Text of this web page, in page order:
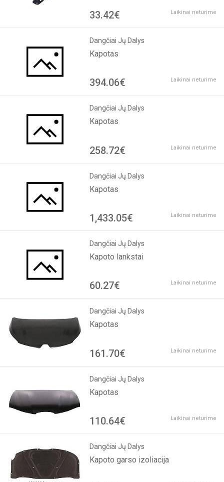
33.42€ Laikinai neturime
Dangčiai Jų Dalys
Kapotas
394.06€ Laikinai neturime
Dangčiai Jų Dalys
Kapotas
258.72€ Laikinai neturime
Dangčiai Jų Dalys
Kapotas
1,433.05€ Laikinai neturime
Dangčiai Jų Dalys
Kapoto lankstai
60.27€ Laikinai neturime
Dangčiai Jų Dalys
Kapotas
161.70€ Laikinai neturime
Dangčiai Jų Dalys
Kapotas
110.64€ Laikinai neturime
Dangčiai Jų Dalys
Kapoto garso izoliacija